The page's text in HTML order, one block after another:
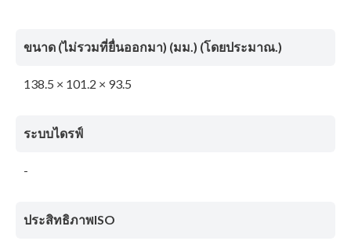
ขนาด (ไม่รวมที่ยื่นออกมา) (มม.) (โดยประมาณ.)
138.5 × 101.2 × 93.5
ระบบไดรฟ์
-
ประสิทธิภาพISO